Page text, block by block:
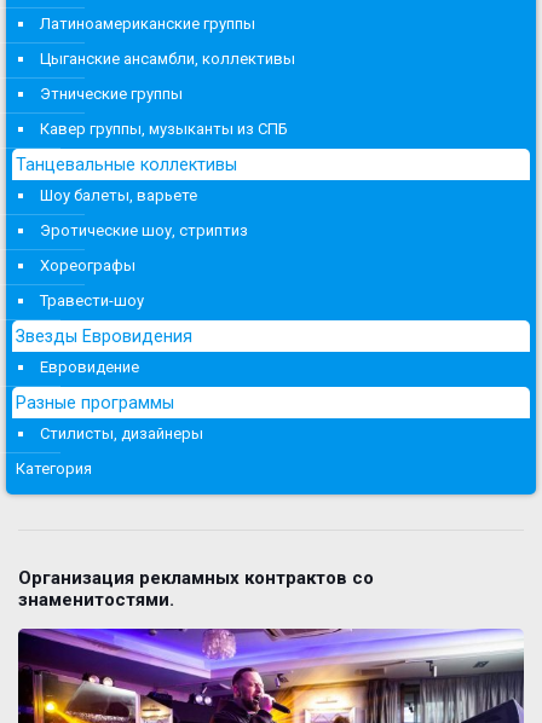
Латиноамериканские группы
Цыганские ансамбли, коллективы
Этнические группы
Кавер группы, музыканты из СПБ
Танцевальные коллективы
Шоу балеты, варьете
Эротические шоу, стриптиз
Хореографы
Травести-шоу
Звезды Евровидения
Евровидение
Разные программы
Стилисты, дизайнеры
Категория
Организация рекламных контрактов со
знаменитостями.